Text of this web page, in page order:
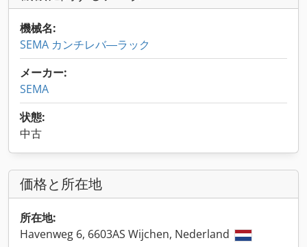
機械名:
SEMA カンチレバ―ラック
メーカー:
SEMA
状態:
中古
価格と所在地
所在地:
Havenweg 6, 6603AS Wijchen, Nederland